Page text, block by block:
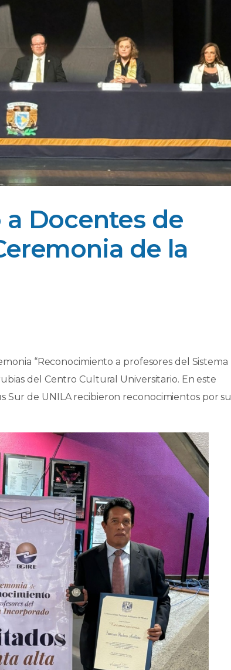
Docentes de
de la
“Reconocimiento a profesores del Sistema
del Centro Cultural Universitario. En este
Sur de UNILA recibieron reconocimientos por su